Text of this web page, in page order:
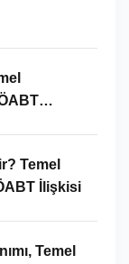
Temel
İlişkisi
Temel